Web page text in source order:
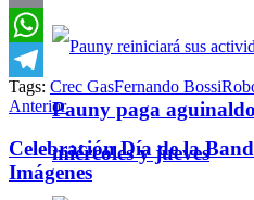
Pauny paga
miércoles y jueves
Email
WhatsApp
Telegram
Tags: Crec GasFernando Bossi
Anterior
Celebración Día de la
Imágenes